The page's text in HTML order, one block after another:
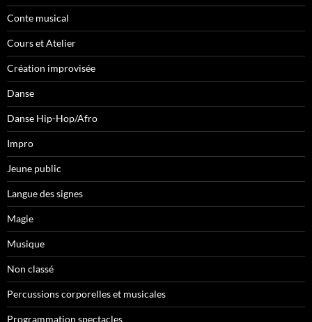
Conte musical
Cours et Atelier
Création improvisée
Danse
Danse Hip-Hop/Afro
Impro
Jeune public
Langue des signes
Magie
Musique
Non classé
Percussions corporelles et musicales
Programmation spectacles